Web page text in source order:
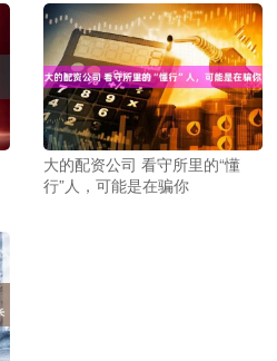
大的配资公司 看守所里的“懂
行”人，可能是在骗你